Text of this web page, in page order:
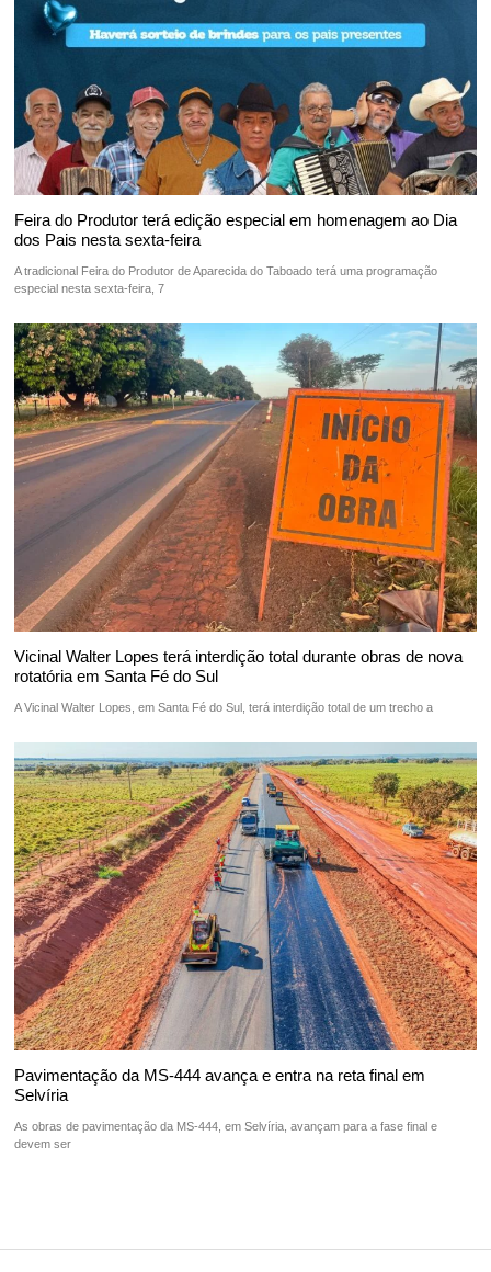
Feira do Produtor terá edição especial em homenagem ao Dia
dos Pais nesta sexta-feira
A tradicional Feira do Produtor de Aparecida do Taboado terá uma programação
especial nesta sexta-feira, 7
Vicinal Walter Lopes terá interdição total durante obras de nova
rotatória em Santa Fé do Sul
A Vicinal Walter Lopes, em Santa Fé do Sul, terá interdição total de um trecho a
Pavimentação da MS-444 avança e entra na reta final em
Selvíria
As obras de pavimentação da MS-444, em Selvíria, avançam para a fase final e
devem ser